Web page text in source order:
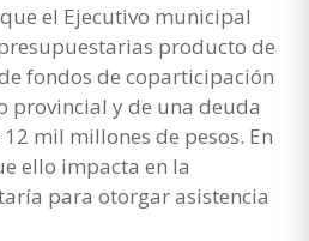
el Ejecutivo municipal
producto de
fondos de coparticipación
provincial y de una deuda
mil millones de pesos. En
ello impacta en la
para otorgar asistencia